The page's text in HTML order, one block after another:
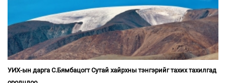
УИХ-ын дарга С.Бямбацогт Сутай хайрхны тэнгэрийг тахих тахилгад